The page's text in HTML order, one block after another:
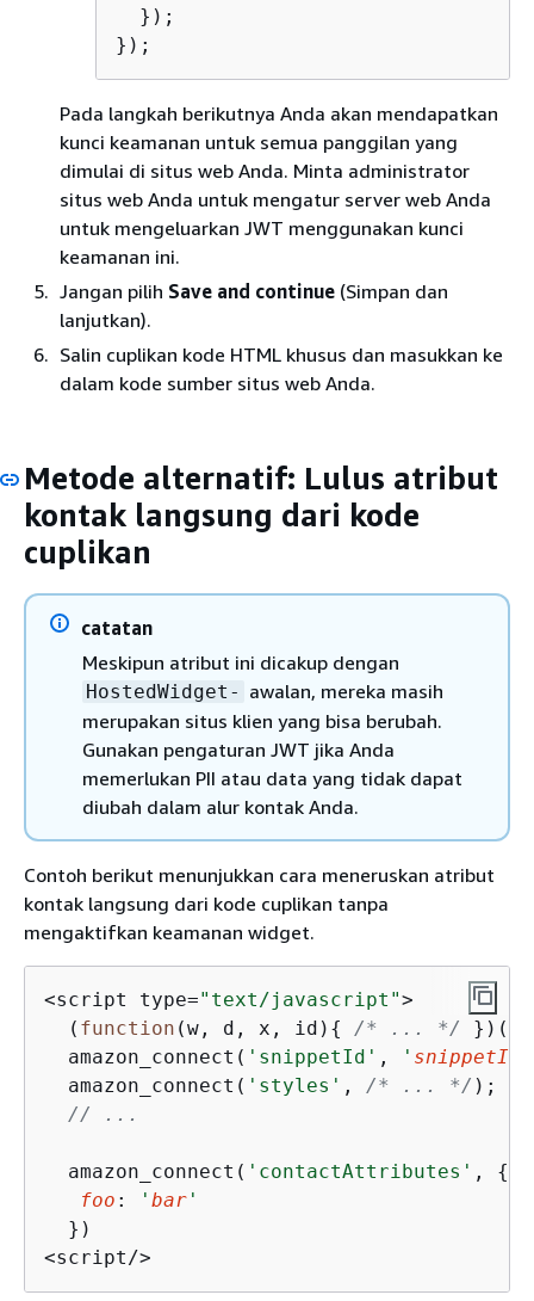
  });
});
Pada langkah berikutnya Anda akan mendapatkan
kunci keamanan untuk semua panggilan yang
dimulai di situs web Anda. Minta administrator
situs web Anda untuk mengatur server web Anda
untuk mengeluarkan JWT menggunakan kunci
keamanan ini.
Jangan pilih Save and continue (Simpan dan
lanjutkan).
Salin cuplikan kode HTML khusus dan masukkan ke
dalam kode sumber situs web Anda.
Metode alternatif: Lulus atribut
kontak langsung dari kode
cuplikan
catatan
Meskipun atribut ini dicakup dengan
HostedWidget- awalan, mereka masih
merupakan situs klien yang bisa berubah.
Gunakan pengaturan JWT jika Anda
memerlukan PII atau data yang tidak dapat
diubah dalam alur kontak Anda.
Contoh berikut menunjukkan cara meneruskan atribut
kontak langsung dari kode cuplikan tanpa
mengaktifkan keamanan widget.
<script type="text/javascript">
  (
function (w, d, x, id ) { /* ... */ })(
  amazon_connect(
'snippetId' , ' snippetId
  amazon_connect(
'styles' , /* ... */ );
// ...
  amazon_connect(
'contactAttributes' , {
foo : ' bar '
  })
<script/>